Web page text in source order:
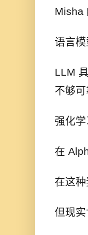
Misha
语言
LLM
不够可
强化
在
在这
但现实